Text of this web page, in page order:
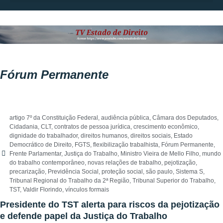
Fórum Permanente
artigo 7º da Constituição Federal , audiência pública, Câmara dos Deputados,
Cidadania, CLT, contratos de pessoa jurídica, crescimento econômico,
dignidade do trabalhador, direitos humanos, direitos sociais, Estado
Democrático de Direito, FGTS, flexibilização trabalhista, Fórum Permanente,
Frente Parlamentar, Justiça do Trabalho, Ministro Vieira de Mello Filho, mundo
do trabalho contemporâneo, novas relações de trabalho, pejotização,
precarização, Previdência Social , proteção social , são paulo, Sistema S,
Tribunal Regional do Trabalho da 2ª Região, Tribunal Superior do Trabalho,
TST, Valdir Florindo, vínculos formais
Presidente do TST alerta para riscos da pejotização
e defende papel da Justiça do Trabalho